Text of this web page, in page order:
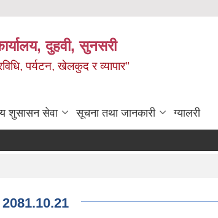
दुहवी, सुनसरी
पर्यटन, खेलकुद र व्यापार"
शुसासन सेवा सूचना तथा जानकारी ग्यालरी